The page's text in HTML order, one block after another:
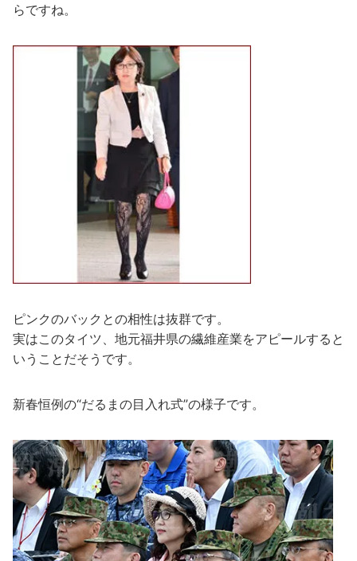
らですね。
ピンクのバックとの相性は抜群です。
実はこのタイツ、地元福井県の繊維産業をアピールすると
いうことだそうです。
新春恒例の“だるまの目入れ式”の様子です。